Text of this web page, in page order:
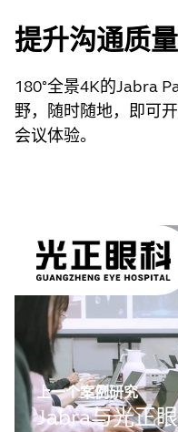
提升沟通质
180°全景4K的Jabra
野，随时随地，即可
会议体验。
上一个案例研究
Jabra与光正